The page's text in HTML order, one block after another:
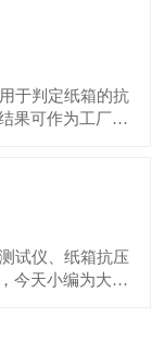
于判定纸箱的抗
果可作为工厂堆
试仪、纸箱抗压
今天小编为大家